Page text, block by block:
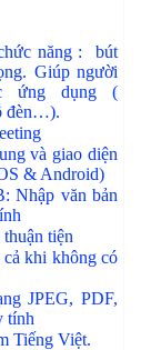
năng : bút
Giúp người
ứng dụng (
đèn…).
và giao diện
& Android)
Nhập văn bản
tiện
khi không có
JPEG, PDF,
tính
Tiếng Việt.